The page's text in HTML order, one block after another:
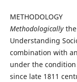
METHODOLOGY
Methodologically
Understanding
combination with
under the
since late 1811